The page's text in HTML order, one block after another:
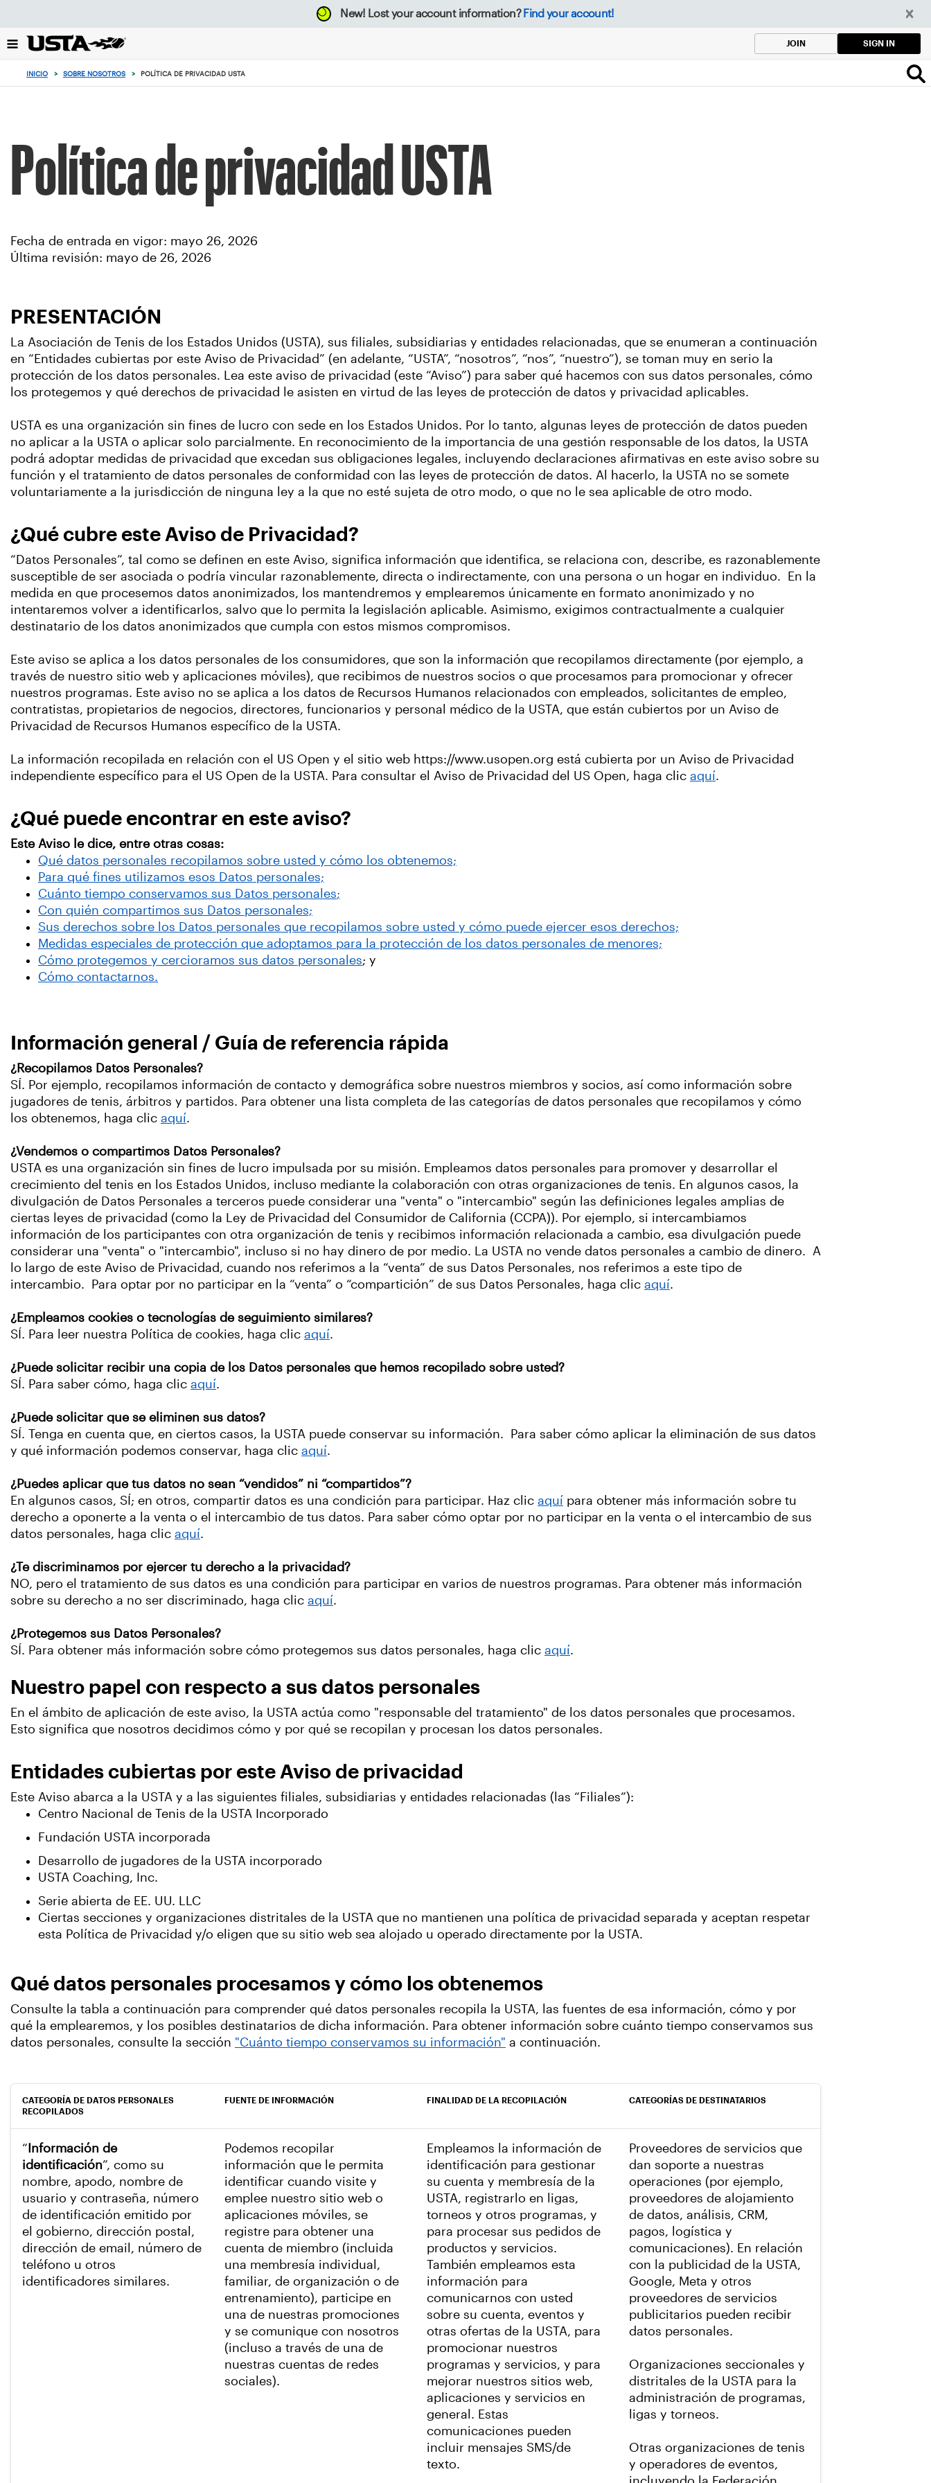
el
botón
New! Lost your account information? Find your account!
JOIN SIGN IN
INICIO > SOBRE NOSOTROS > POLÍTICA DE PRIVACIDAD USTA
Política de privacidad USTA
Fecha de entrada en vigor: mayo 26, 2026
Última revisión: mayo de 26, 2026
PRESENTACIÓN
La Asociación de Tenis de los Estados Unidos (USTA), sus filiales, subsidiarias y entidades relacionadas, que se enumeran a continuación
en “Entidades cubiertas por este Aviso de Privacidad” (en adelante, “USTA”, “nosotros”, “nos”, “nuestro”), se toman muy en serio la
protección de los datos personales. Lea este aviso de privacidad (este “Aviso”) para saber qué hacemos con sus datos personales, cómo
los protegemos y qué derechos de privacidad le asisten en virtud de las leyes de protección de datos y privacidad aplicables.
USTA es una organización sin fines de lucro con sede en los Estados Unidos. Por lo tanto, algunas leyes de protección de datos pueden
no aplicar a la USTA o aplicar solo parcialmente. En reconocimiento de la importancia de una gestión responsable de los datos, la USTA
podrá adoptar medidas de privacidad que excedan sus obligaciones legales, incluyendo declaraciones afirmativas en este aviso sobre su
función y el tratamiento de datos personales de conformidad con las leyes de protección de datos. Al hacerlo, la USTA no se somete
voluntariamente a la jurisdicción de ninguna ley a la que no esté sujeta de otro modo, o que no le sea aplicable de otro modo.
¿Qué cubre este Aviso de Privacidad?
“Datos Personales”, tal como se definen en este Aviso, significa información que identifica, se relaciona con, describe, es razonablemente
susceptible de ser asociada o podría vincular razonablemente, directa o indirectamente, con una persona o un hogar en individuo. En la
medida en que procesemos datos anonimizados, los mantendremos y emplearemos únicamente en formato anonimizado y no
intentaremos volver a identificarlos, salvo que lo permita la legislación aplicable. Asimismo, exigimos contractualmente a cualquier
destinatario de los datos anonimizados que cumpla con estos mismos compromisos.
Este aviso se aplica a los datos personales de los consumidores, que son la información que recopilamos directamente (por ejemplo, a
través de nuestro sitio web y aplicaciones móviles), que recibimos de nuestros socios o que procesamos para promocionar y ofrecer
nuestros programas. Este aviso no se aplica a los datos de Recursos Humanos relacionados con empleados, solicitantes de empleo,
contratistas, propietarios de negocios, directores, funcionarios y personal médico de la USTA, que están cubiertos por un Aviso de
Privacidad de Recursos Humanos específico de la USTA.
La información recopilada en relación con el US Open y el sitio web https://www.usopen.org está cubierta por un Aviso de Privacidad
independiente específico para el US Open de la USTA. Para consultar el Aviso de Privacidad del US Open, haga clic aquí.
¿Qué puede encontrar en este aviso?
Este Aviso le dice, entre otras cosas:
Qué datos personales recopilamos sobre usted y cómo los obtenemos;
Para qué fines utilizamos esos Datos personales;
Cuánto tiempo conservamos sus Datos personales;
Con quién compartimos sus Datos personales;
Sus derechos sobre los Datos personales que recopilamos sobre usted y cómo puede ejercer esos derechos;
Medidas especiales de protección que adoptamos para la protección de los datos personales de menores;
Cómo protegemos y cercioramos sus datos personales; y
Cómo contactarnos.
Información general / Guía de referencia rápida
¿Recopilamos Datos Personales?
SÍ. Por ejemplo, recopilamos información de contacto y demográfica sobre nuestros miembros y socios, así como información sobre
jugadores de tenis, árbitros y partidos. Para obtener una lista completa de las categorías de datos personales que recopilamos y cómo
los obtenemos, haga clic aquí.
¿Vendemos o compartimos Datos Personales?
USTA es una organización sin fines de lucro impulsada por su misión. Empleamos datos personales para promover y desarrollar el
crecimiento del tenis en los Estados Unidos, incluso mediante la colaboración con otras organizaciones de tenis. En algunos casos, la
divulgación de Datos Personales a terceros puede considerar una "venta" o "intercambio" según las definiciones legales amplias de
ciertas leyes de privacidad (como la Ley de Privacidad del Consumidor de California (CCPA)). Por ejemplo, si intercambiamos
información de los participantes con otra organización de tenis y recibimos información relacionada a cambio, esa divulgación puede
considerar una "venta" o "intercambio", incluso si no hay dinero de por medio. La USTA no vende datos personales a cambio de dinero. A
lo largo de este Aviso de Privacidad, cuando nos referimos a la “venta” de sus Datos Personales, nos referimos a este tipo de
intercambio. Para optar por no participar en la “venta” o “compartición” de sus Datos Personales, haga clic aquí.
¿Empleamos cookies o tecnologías de seguimiento similares?
SÍ. Para leer nuestra Política de cookies, haga clic aquí.
¿Puede solicitar recibir una copia de los Datos personales que hemos recopilado sobre usted?
SÍ. Para saber cómo, haga clic aquí.
¿Puede solicitar que se eliminen sus datos?
SÍ. Tenga en cuenta que, en ciertos casos, la USTA puede conservar su información. Para saber cómo aplicar la eliminación de sus datos
y qué información podemos conservar, haga clic aquí.
¿Puedes aplicar que tus datos no sean “vendidos” ni “compartidos”?
En algunos casos, SÍ; en otros, compartir datos es una condición para participar. Haz clic aquí para obtener más información sobre tu
derecho a oponerte a la venta o el intercambio de tus datos. Para saber cómo optar por no participar en la venta o el intercambio de sus
datos personales, haga clic aquí.
¿Te discriminamos por ejercer tu derecho a la privacidad?
NO, pero el tratamiento de sus datos es una condición para participar en varios de nuestros programas. Para obtener más información
sobre su derecho a no ser discriminado, haga clic aquí.
¿Protegemos sus Datos Personales?
SÍ. Para obtener más información sobre cómo protegemos sus datos personales, haga clic aquí.
Nuestro papel con respecto a sus datos personales
En el ámbito de aplicación de este aviso, la USTA actúa como "responsable del tratamiento" de los datos personales que procesamos.
Esto significa que nosotros decidimos cómo y por qué se recopilan y procesan los datos personales.
Entidades cubiertas por este Aviso de privacidad
Este Aviso abarca a la USTA y a las siguientes filiales, subsidiarias y entidades relacionadas (las “Filiales”):
Centro Nacional de Tenis de la USTA Incorporado
Fundación USTA incorporada
Desarrollo de jugadores de la USTA incorporado
USTA Coaching, Inc.
Serie abierta de EE. UU. LLC
Ciertas secciones y organizaciones distritales de la USTA que no mantienen una política de privacidad separada y aceptan respetar
esta Política de Privacidad y/o eligen que su sitio web sea alojado u operado directamente por la USTA.
Qué datos personales procesamos y cómo los obtenemos
Consulte la tabla a continuación para comprender qué datos personales recopila la USTA, las fuentes de esa información, cómo y por
qué la emplearemos, y los posibles destinatarios de dicha información. Para obtener información sobre cuánto tiempo conservamos sus
datos personales, consulte la sección "Cuánto tiempo conservamos su información" a continuación.
CATEGORÍA DE DATOS PERSONALES
RECOPILADOS
FUENTE DE INFORMACIÓN FINALIDAD DE LA RECOPILACIÓN CATEGORÍAS DE DESTINATARIOS
“ Información de
identificación”, como su
nombre, apodo, nombre de
usuario y contraseña, número
de identificación emitido por
el gobierno, dirección postal,
dirección de email, número de
teléfono u otros
identificadores similares.
Podemos recopilar
información que le permita
identificar cuando visite y
emplee nuestro sitio web o
aplicaciones móviles, se
registre para obtener una
cuenta de miembro (incluida
una membresía individual,
familiar, de organización o de
entrenamiento), participe en
una de nuestras promociones
y se comunique con nosotros
(incluso a través de una de
nuestras cuentas de redes
sociales).
Empleamos la información de
identificación para gestionar
su cuenta y membresía de la
USTA, registrarlo en ligas,
torneos y otros programas, y
para procesar sus pedidos de
productos y servicios.
También empleamos esta
información para
comunicarnos con usted
sobre su cuenta, eventos y
otras ofertas de la USTA, para
promocionar nuestros
programas y servicios, y para
mejorar nuestros sitios web,
aplicaciones y servicios en
general. Estas
comunicaciones pueden
incluir mensajes SMS/de
texto.
Proveedores de servicios que
dan soporte a nuestras
operaciones (por ejemplo,
proveedores de alojamiento
de datos, análisis, CRM,
pagos, logística y
comunicaciones). En relación
con la publicidad de la USTA,
Google, Meta y otros
proveedores de servicios
publicitarios pueden recibir
datos personales.
Organizaciones seccionales y
distritales de la USTA para la
administración de programas,
ligas y torneos.
Otras organizaciones de tenis
y operadores de eventos,